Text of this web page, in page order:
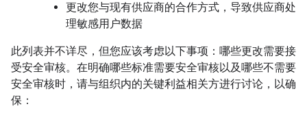
更改您与现有供应商的合作方式，导致供应商处
理敏感用户数据
此列表并不详尽，但您应该考虑以下事项：哪些更改需要接
受安全审核。在明确哪些标准需要安全审核以及哪些不需要
安全审核时，请与组织内的关键利益相关方进行讨论，以确
保：